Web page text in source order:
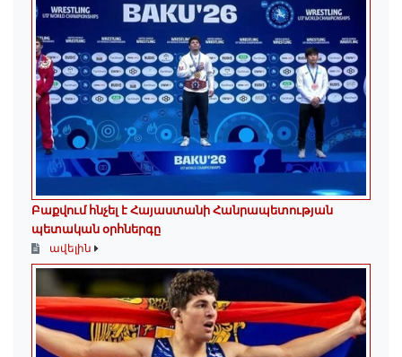
Բաքվում հնչել է Հայաստանի Հանրապետության
պետական օրհներգը
ավելին